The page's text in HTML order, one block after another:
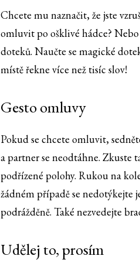
Chcete mu naznačit, že jste
omluvit po ošklivé hádce? Nebo
doteků. Naučte se magické
místě řekne více než tisíc slov!
Gesto omluvy
Pokud se chcete omluvit,
a partner se neodtáhne. Zkuste
podřízené polohy. Rukou na
žádném případě se
podrážděně. Také nezvedejte
Udělej to, prosím